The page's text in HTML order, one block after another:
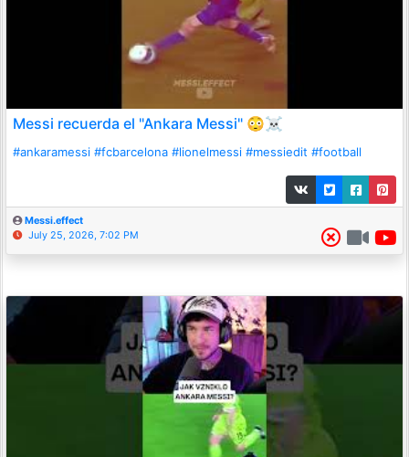
Messi recuerda el "Ankara Messi" 😳☠️
#ankaramessi #fcbarcelona #lionelmessi #messiedit #football
Messi.effect
July 25, 2026, 7:02 PM